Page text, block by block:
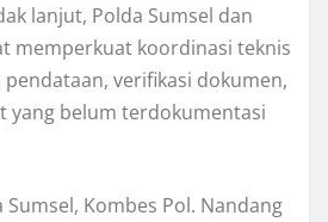
lanjut, Polda Sumsel dan
memperkuat koordinasi teknis
verifikasi dokumen,
yang belum terdokumentasi
Kombes Pol. Nandang